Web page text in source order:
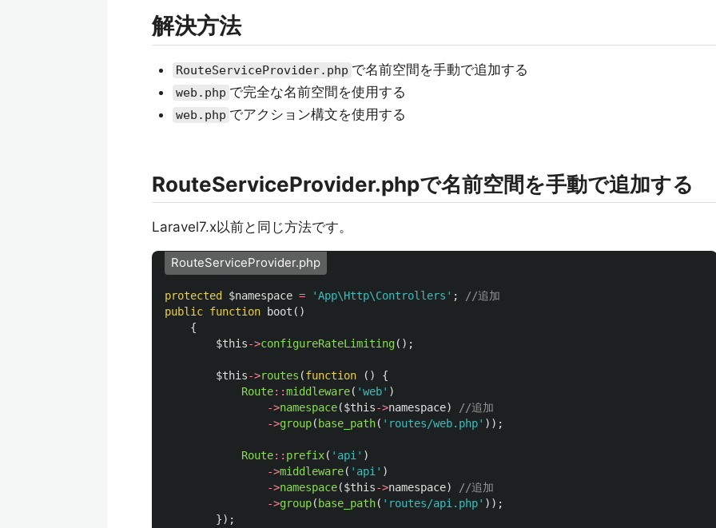
解決方法
RouteServiceProvider.php で名前空間を手動で追加する
web.php で完全な名前空間を使用する
web.php でアクション構文を使用する
RouteServiceProvider.phpで名前空間を手動で追加する
Laravel7.x以前と同じ方法です。
RouteServiceProvider.php
protected $namespace = 'App\Http\Controllers' ;
//追加
public function boot ()
{
$this->configureRateLimiting();
$this->routes (function ()
{
Route::middleware( 'web' )
->namespace($this->namespace)
//追加
->group( base_path( 'routes/web.php' ));
Route:: prefix( 'api' )
->middleware( 'api' )
->namespace($this->namespace)
//追加
->group( base_path( 'routes/api.php' ));
});